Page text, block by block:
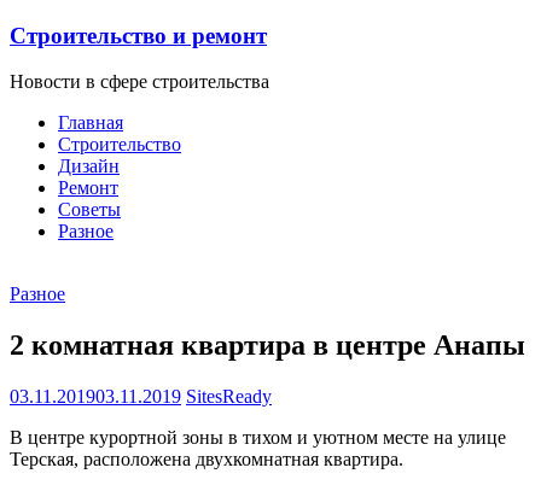
Строительство и ремонт
Новости в сфере строительства
Главная
Строительство
Дизайн
Ремонт
Советы
Разное
Разное
2 комнатная квартира в центре Анапы
03.11.201903.11.2019 SitesReady
В центре курортной зоны в тихом и уютном месте на улице
Терская, расположена двухкомнатная квартира.